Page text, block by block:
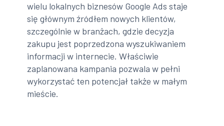
wielu lokalnych biznesów Google Ads staje
się głównym źródłem nowych klientów,
szczególnie w branżach, gdzie decyzja
zakupu jest poprzedzona wyszukiwaniem
informacji w internecie. Właściwie
zaplanowana kampania pozwala w pełni
wykorzystać ten potencjał także w małym
mieście.